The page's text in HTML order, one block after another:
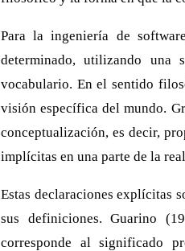
Para la ingeniería de
determinado, utilizando una
vocabulario. En el sentido
visión específica del mundo.
conceptualización, es decir,
implícitas en una parte de la
Estas declaraciones explícitas
sus definiciones. Guarino
corresponde al significado